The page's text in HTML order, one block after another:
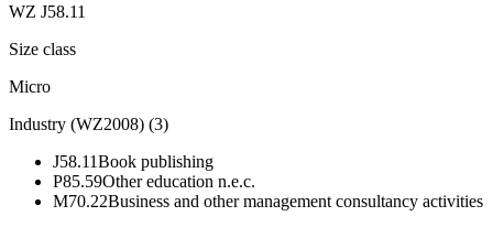
WZ J58.11
Size class
Micro
Industry (WZ2008) (3)
J58.11Book publishing
P85.59Other education n.e.c.
M70.22Business and other management consultancy activities